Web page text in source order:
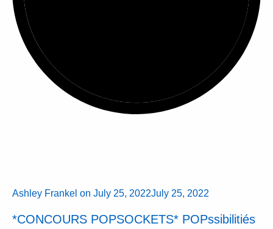
Ashley Frankel on July 25, 2022July 25, 2022
*CONCOURS POPSOCKETS* POPssibilitiés